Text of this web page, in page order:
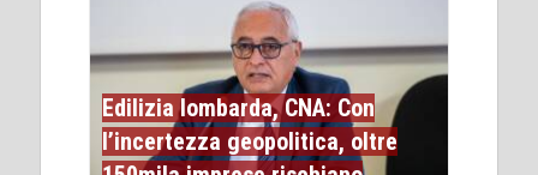
Edilizia lombarda, CNA: Con
l’incertezza geopolitica, oltre